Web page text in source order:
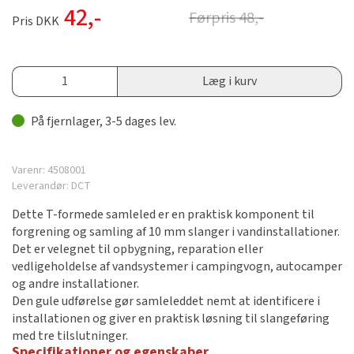
Pris DKK 42,- Førpris48,-
Læg i kurv
På fjernlager, 3-5 dages lev.
Varenr: 4508001
Leverandør: DCT
Dette T-formede samleled er en praktisk komponent til
forgrening og samling af 10 mm slanger i vandinstallationer.
Det er velegnet til opbygning, reparation eller
vedligeholdelse af vandsystemer i campingvogn, autocamper
og andre installationer.
Den gule udførelse gør samleleddet nemt at identificere i
installationen og giver en praktisk løsning til slangeføring
med tre tilslutninger.